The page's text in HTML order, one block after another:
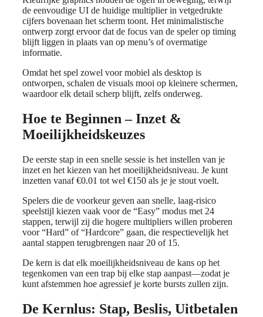
de eenvoudige UI de huidige multiplier in vetgedrukte
cijfers bovenaan het scherm toont. Het minimalistische
ontwerp zorgt ervoor dat de focus van de speler op timing
blijft liggen in plaats van op menu’s of overmatige
informatie.
Omdat het spel zowel voor mobiel als desktop is
ontworpen, schalen de visuals mooi op kleinere schermen,
waardoor elk detail scherp blijft, zelfs onderweg.
Hoe te Beginnen – Inzet &
Moeilijkheidskeuzes
De eerste stap in een snelle sessie is het instellen van je
inzet en het kiezen van het moeilijkheidsniveau. Je kunt
inzetten vanaf €0.01 tot wel €150 als je je stout voelt.
Spelers die de voorkeur geven aan snelle, laag‑risico
speelstijl kiezen vaak voor de “Easy” modus met 24
stappen, terwijl zij die hogere multipliers willen proberen
voor “Hard” of “Hardcore” gaan, die respectievelijk het
aantal stappen terugbrengen naar 20 of 15.
De kern is dat elk moeilijkheidsniveau de kans op het
tegenkomen van een trap bij elke stap aanpast—zodat je
kunt afstemmen hoe agressief je korte bursts zullen zijn.
De Kernlus: Stap, Beslis, Uitbetalen